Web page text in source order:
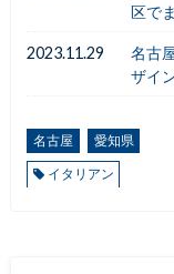
区で
2023.11.29
名古
ザイ
名古屋
愛知県
イタリアン